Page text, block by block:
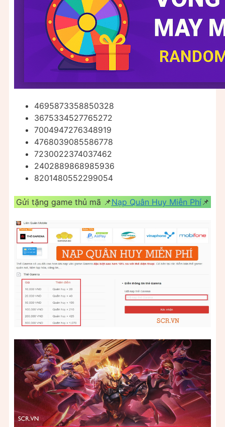
4695873358850328
3675334527765272
7004947276348919
4768039085586778
7230022374037462
2402889868985936
8201480552299054
Gửi tặng game thủ mã 📌Nạp Quân Huy Miễn Phí📌